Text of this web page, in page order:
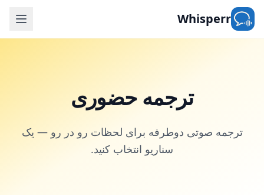
Whisperr
ترجمه حضوری
ترجمه صوتی دوطرفه برای لحظات رو در رو — یک
سناریو انتخاب کنید.